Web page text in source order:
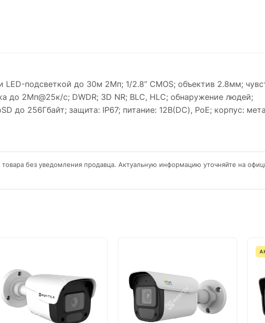
подсветкой до 30м 2Мп; 1/2.8” CMOS; объектив 2.8мм;
до 2Мп@25к/с; DWDR; 3D NR; BLC, HLC; обнаружение людей;
до 256Гбайт; защита: IP67; питание: 12В(DC), PoE; корпус:
без уведомления продавца. Актуальную информацию уточняйте на